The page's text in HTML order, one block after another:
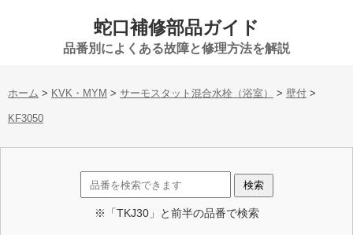
蛇口補修部品ガイド
品番別によくある故障と修理方法を解説
ホーム > KVK・MYM > サーモスタット混合水栓（浴室） > 壁付 >
KF3050
※「TKJ30」と前半の品番で検索